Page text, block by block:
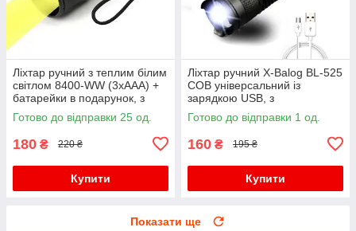
Ліхтар ручний з теплим білим
світлом 8400-WW (3xAAA) +
батарейки в подарунок, з
фокусуванням
Готово до відправки 25 од.
180 ₴ 220 ₴
Купити
Ліхтар ручний X-Balog BL-525
COB універсальний із
зарядкою USB, з
фокусуванням, з кліпсою
Готово до відправки 1 од.
160 ₴ 195 ₴
Купити
Показати ще